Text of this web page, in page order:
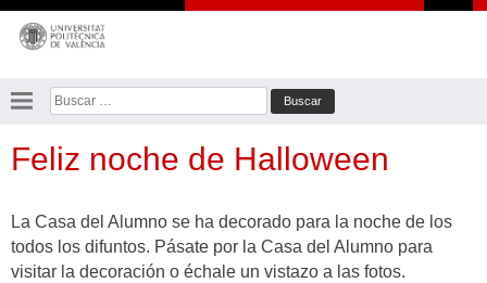
Saltar
contenido
Buscar:
Feliz noche de Halloween
La Casa del Alumno se ha decorado para la noche de los
todos los difuntos. Pásate por la Casa del Alumno para
visitar la decoración o échale un vistazo a las fotos.